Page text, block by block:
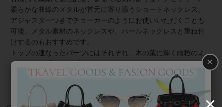
柔らかな曲線のメタルが首元に寄り添うショートネックレス。
アジャスターつきでチョーカーのようにお使いいただくことも
可能。メタル素材のネックレスや、パールネックレスと重ね付
けするのもおすすめです。
トップの連なったパーツにはそれぞれ、木の葉に輝く雨粒のよ
うなドロップシェイプのアメジストカラーストーンがあしらわ
れています。洗練された個性を表現したい大人のおしゃれにぴ
ったりなネックレスです。
×